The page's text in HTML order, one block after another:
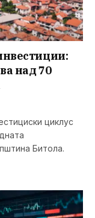
над 70
циклус
Битола.